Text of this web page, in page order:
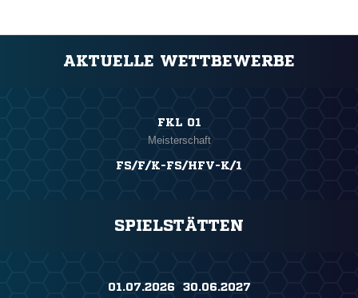
AKTUELLE WETTBEWERBE
FKL 01
Meisterschaft
FS/F/K-FS/HFV-K/1
SPIELSTÄTTEN
01.07.2026 ​ 30.06.2027